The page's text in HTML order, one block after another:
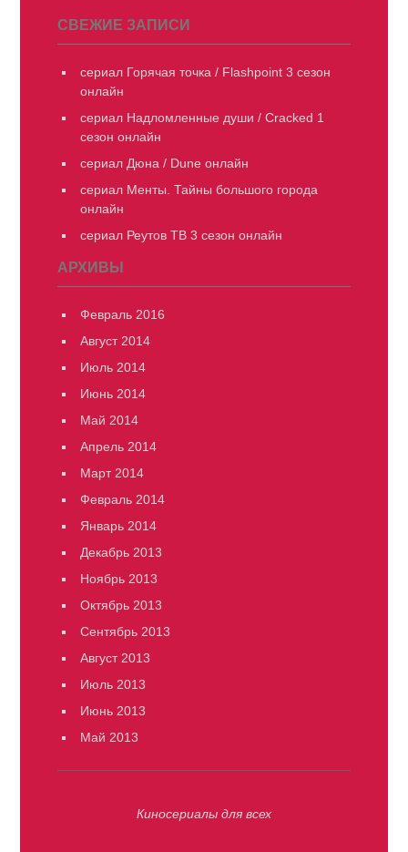
СВЕЖИЕ ЗАПИСИ
сериал Горячая точка / Flashpoint 3 сезон
онлайн
сериал Надломленные души / Cracked 1
сезон онлайн
сериал Дюна / Dune онлайн
сериал Менты. Тайны большого города
онлайн
сериал Реутов ТВ 3 сезон онлайн
АРХИВЫ
Февраль 2016
Август 2014
Июль 2014
Июнь 2014
Май 2014
Апрель 2014
Март 2014
Февраль 2014
Январь 2014
Декабрь 2013
Ноябрь 2013
Октябрь 2013
Сентябрь 2013
Август 2013
Июль 2013
Июнь 2013
Май 2013
Киносериалы для всех